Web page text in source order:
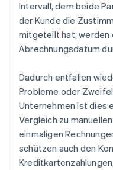
Intervall, dem beide
der Kunde die
mitgeteilt hat, werden
Abrechnungsdatum
Dadurch entfallen
Probleme oder
Unternehmen ist dies
Vergleich zu
einmaligen
schätzen auch den